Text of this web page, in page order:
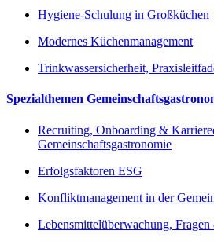
Hygiene-Schulung in Großküchen
Modernes Küchenmanagement
Trinkwassersicherheit,
Spezialthemen
Recruiting, Onboarding &
Gemeinschaftsgastronomie
Erfolgsfaktoren ESG
Konfliktmanagement in der
Lebensmittelüberwachung,